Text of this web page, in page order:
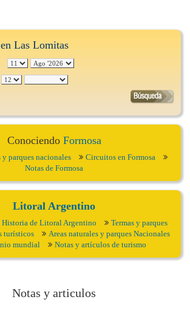
Las Lomitas
Conociendo Formosa
y parques nacionales
Circuitos en Formosa
Notas de Formosa
Litoral Argentino
Historia de Litoral Argentino
Termas y parques
turísticos
Areas naturales y parques Nacionales
mundial
Notas y artículos de turismo
Notas y articulos